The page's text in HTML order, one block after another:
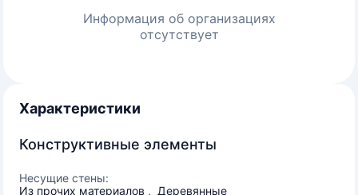
Информация об организациях
отсутствует
Характеристики
Конструктивные элементы
Несущие стены:
Из прочих материалов , Деревянные